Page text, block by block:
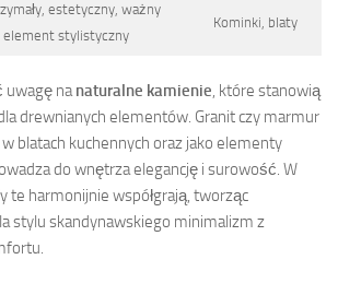
estetyczny, ważny
element stylistyczny
Kominki, blaty
uwagę nanaturalne kamienie, które stanowią
drewnianych elementów. Granit czy marmur
blatach kuchennych oraz jako elementy
do wnętrza elegancję i surowość. W
te harmonijnie współgrają, tworząc
stylu skandynawskiego minimalizm z